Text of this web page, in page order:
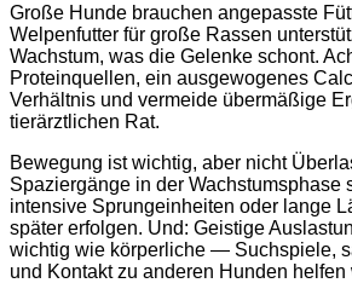
Große Hunde brauchen angepasste
Welpenfutter für große Rassen
Wachstum, was die Gelenke schont.
Proteinquellen, ein ausgewogenes
Verhältnis und vermeide übermäßige
tierärztlichen Rat.
Bewegung ist wichtig, aber nicht
Spaziergänge in der Wachstumsphase
intensive Sprungeinheiten oder lange
später erfolgen. Und: Geistige
wichtig wie körperliche — Suchspiele,
und Kontakt zu anderen Hunden helfen